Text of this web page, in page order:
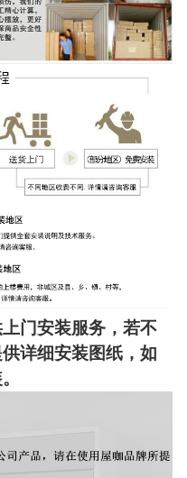
门安装服务，若不
详细安装图纸，如